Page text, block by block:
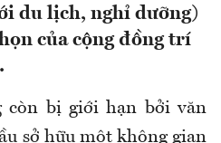
du lịch, nghỉ dưỡng)
của cộng đồng trí
còn bị giới hạn bởi văn
sở hữu một không gian